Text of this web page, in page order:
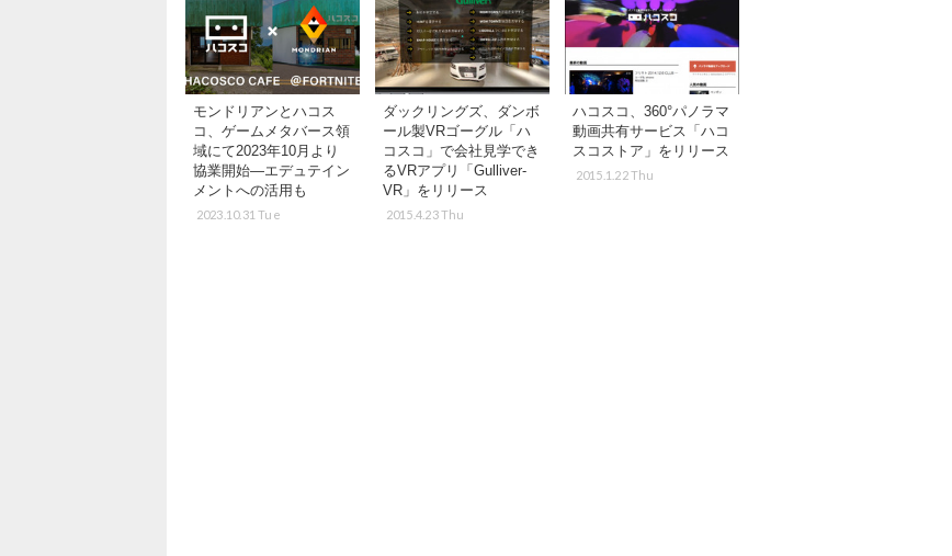
モンドリアンとハコス
コ、ゲームメタバース領
域にて2023年10月より
協業開始―エデュテイン
メントへの活用も
2023.10.31 Tue
ダックリングズ、ダンボ
ール製VRゴーグル「ハ
コスコ」で会社見学でき
るVRアプリ「Gulliver-
VR」をリリース
2015.4.23 Thu
ハコスコ、360°パノラマ
動画共有サービス「ハコ
スコストア」をリリース
2015.1.22 Thu